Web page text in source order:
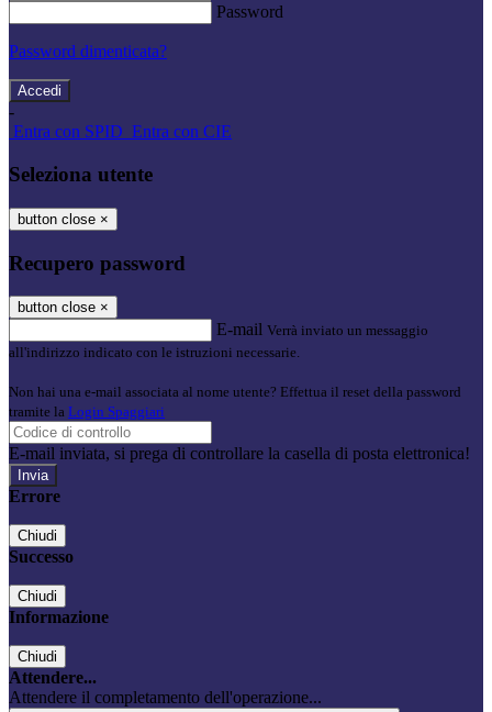
Password
Password dimenticata?
-
Entra con SPID Entra con CIE
Seleziona utente
button close ×
Recupero password
button close ×
E-mail Verrà inviato un messaggio
all'indirizzo indicato con le istruzioni necessarie.
Non hai una e-mail associata al nome utente? Effettua il reset della password
tramite la Login Spaggiari
E-mail inviata, si prega di controllare la casella di posta elettronica!
Errore
Chiudi
Successo
Chiudi
Informazione
Chiudi
Attendere...
Attendere il completamento dell'operazione...